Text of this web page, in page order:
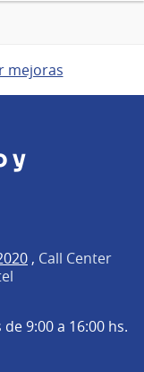
mejoras
y
, Call Center
9:00 a 16:00 hs.